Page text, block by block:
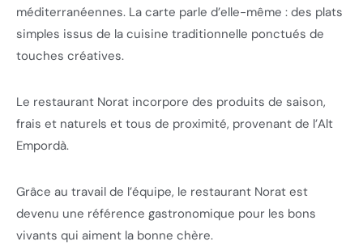
méditerranéennes. La carte parle d’elle-même : des plats
simples issus de la cuisine traditionnelle ponctués de
touches créatives.
Le restaurant Norat incorpore des produits de saison,
frais et naturels et tous de proximité, provenant de l’Alt
Empordà.
Grâce au travail de l’équipe, le restaurant Norat est
devenu une référence gastronomique pour les bons
vivants qui aiment la bonne chère.